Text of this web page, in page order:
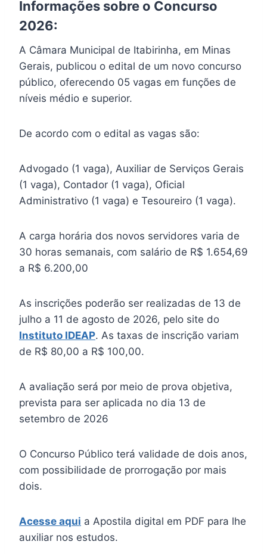
Informações sobre o Concurso
2026:
A Câmara Municipal de Itabirinha, em Minas
Gerais, publicou o edital de um novo concurso
público, oferecendo 05 vagas em funções de
níveis médio e superior.
De acordo com o edital as vagas são:
Advogado (1 vaga), Auxiliar de Serviços Gerais
(1 vaga), Contador (1 vaga), Oficial
Administrativo (1 vaga) e Tesoureiro (1 vaga).
A carga horária dos novos servidores varia de
30 horas semanais, com salário de R$ 1.654,69
a R$ 6.200,00
As inscrições poderão ser realizadas de 13 de
julho a 11 de agosto de 2026, pelo site do
Instituto IDEAP. As taxas de inscrição variam
de R$ 80,00 a R$ 100,00.
A avaliação será por meio de prova objetiva,
prevista para ser aplicada no dia 13 de
setembro de 2026
O Concurso Público terá validade de dois anos,
com possibilidade de prorrogação por mais
dois.
Acesse aqui a Apostila digital em PDF para lhe
auxiliar nos estudos.